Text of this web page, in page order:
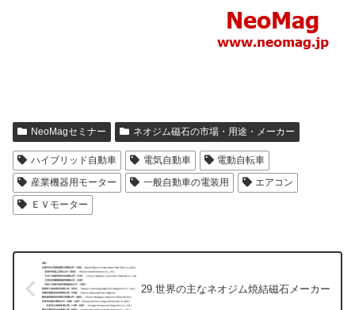
NeoMagセミナー ネオジム磁石の市場・用途・メーカー
ハイブリッド自動車 電気自動車
電動自転車
産業機器用モーター
一般自動車の電装用
エアコン
ＥＶモーター
29.世界の主なネオジム焼結磁石メーカー